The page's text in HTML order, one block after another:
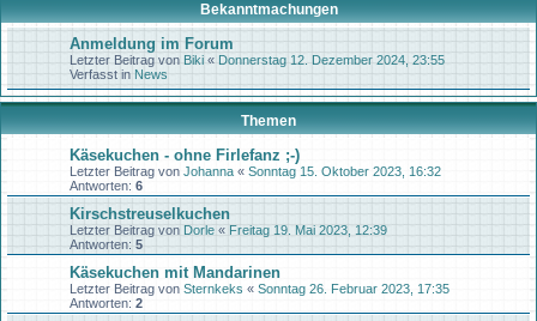
Bekanntmachungen
Anmeldung im Forum
Letzter Beitrag von Biki « Donnerstag 12. Dezember 2024, 23:55
Verfasst in News
Themen
Käsekuchen - ohne Firlefanz ;-)
Letzter Beitrag von Johanna « Sonntag 15. Oktober 2023, 16:32
Antworten: 6
Kirschstreuselkuchen
Letzter Beitrag von Dorle « Freitag 19. Mai 2023, 12:39
Antworten: 5
Käsekuchen mit Mandarinen
Letzter Beitrag von Sternkeks « Sonntag 26. Februar 2023, 17:35
Antworten: 2